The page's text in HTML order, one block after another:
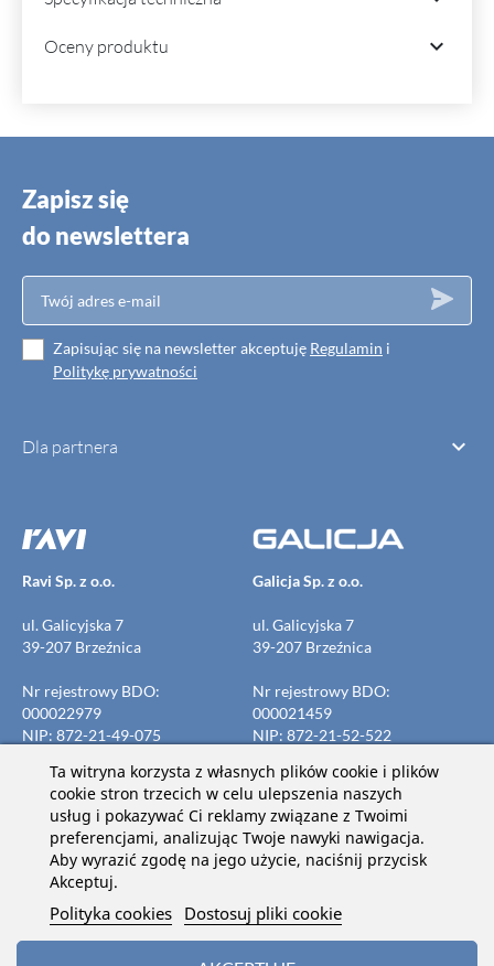
Oceny produktu 
Zapisz się
do newslettera
Zapisując się na newsletter akceptuję Regulamin i
Politykę prywatności
Dla partnera 
Ta witryna korzysta z własnych plików cookie i plików
cookie stron trzecich w celu ulepszenia naszych
usług i pokazywać Ci reklamy związane z Twoimi
preferencjami, analizując Twoje nawyki nawigacja.
Aby wyrazić zgodę na jego użycie, naciśnij przycisk
Akceptuj.
Polityka cookies Dostosuj pliki cookie
Ravi Sp. z o.o.
ul. Galicyjska 7
39-207 Brzeźnica
Nr rejestrowy BDO:
000022979
NIP: 872-21-49-075
KRS: 0000134835
Galicja Sp. z o.o.
ul. Galicyjska 7
39-207 Brzeźnica
Nr rejestrowy BDO:
000021459
NIP: 872-21-52-522
KRS: 0000134836
Dołącz do nas na: